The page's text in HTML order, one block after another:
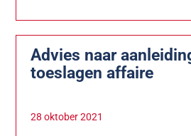
Advies naar
toeslagen affaire
28 oktober 2021